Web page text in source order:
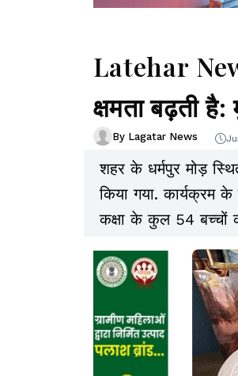
Latehar
क्षमता बढ़ती है:
By Lagatar News
शहर के धर्मपुर मोड़
किया गया. कार्यक्रम
कक्षा के कुल 54 बच्चों